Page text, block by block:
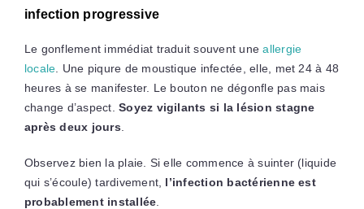
infection progressive
Le gonflement immédiat traduit souvent uneallergie
locale . Une piqure de moustique infectée, elle, met 24 à 48
heures à se manifester. Le bouton ne dégonfle pas mais
change d’aspect.Soyez vigilants si la lésion stagne
après deux jours
Observez bien la plaie. Si elle commence à suinter (liquide
qui s’écoule) tardivement, l’infection bactérienne est
probablement installée